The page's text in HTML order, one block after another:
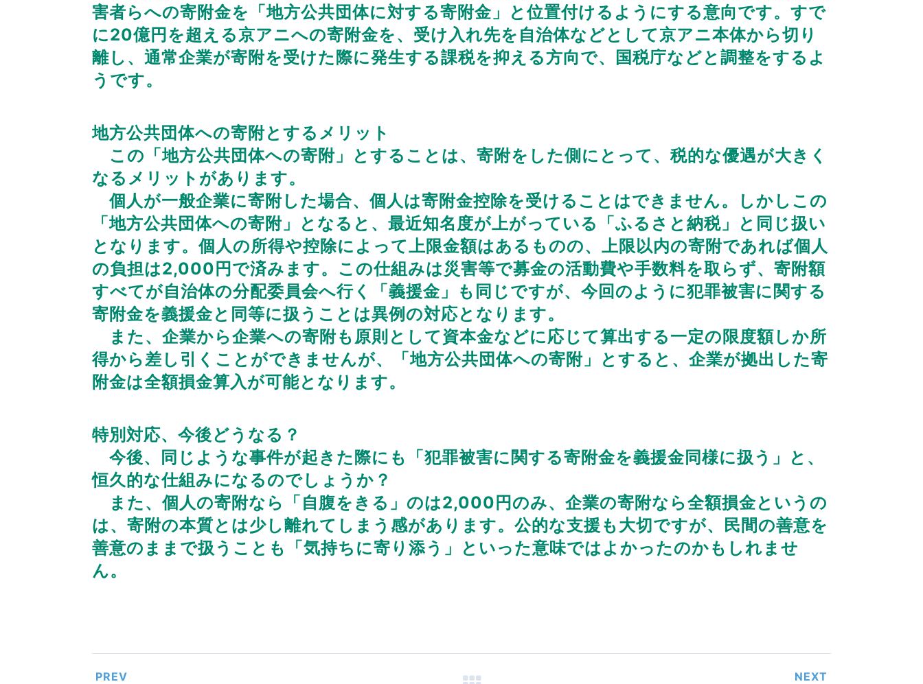
害者らへの寄附金を「地方公共団体に対する寄附金」と位置付けるようにする意向です。すで
に20億円を超える京アニへの寄附金を、受け入れ先を自治体などとして京アニ本体から切り
離し、通常企業が寄附を受けた際に発生する課税を抑える方向で、国税庁などと調整をするよ
うです。
地方公共団体への寄附とするメリット
この「地方公共団体への寄附」とすることは、寄附をした側にとって、税的な優遇が大きく
なるメリットがあります。
個人が一般企業に寄附した場合、個人は寄附金控除を受けることはできません。しかしこの
「地方公共団体への寄附」となると、最近知名度が上がっている「ふるさと納税」と同じ扱い
となります。個人の所得や控除によって上限金額はあるものの、上限以内の寄附であれば個人
の負担は2,000円で済みます。この仕組みは災害等で募金の活動費や手数料を取らず、寄附額
すべてが自治体の分配委員会へ行く「義援金」も同じですが、今回のように犯罪被害に関する
寄附金を義援金と同等に扱うことは異例の対応となります。
また、企業から企業への寄附も原則として資本金などに応じて算出する一定の限度額しか所
得から差し引くことができませんが、「地方公共団体への寄附」とすると、企業が拠出した寄
附金は全額損金算入が可能となります。
特別対応、今後どうなる？
今後、同じような事件が起きた際にも「犯罪被害に関する寄附金を義援金同様に扱う」と、
恒久的な仕組みになるのでしょうか？
また、個人の寄附なら「自腹をきる」のは2,000円のみ、企業の寄附なら全額損金というの
は、寄附の本質とは少し離れてしまう感があります。公的な支援も大切ですが、民間の善意を
善意のままで扱うことも「気持ちに寄り添う」といった意味ではよかったのかもしれませ
ん。
PREV
NEXT